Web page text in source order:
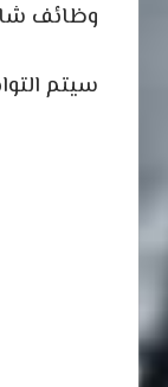
وظائف
سيتم